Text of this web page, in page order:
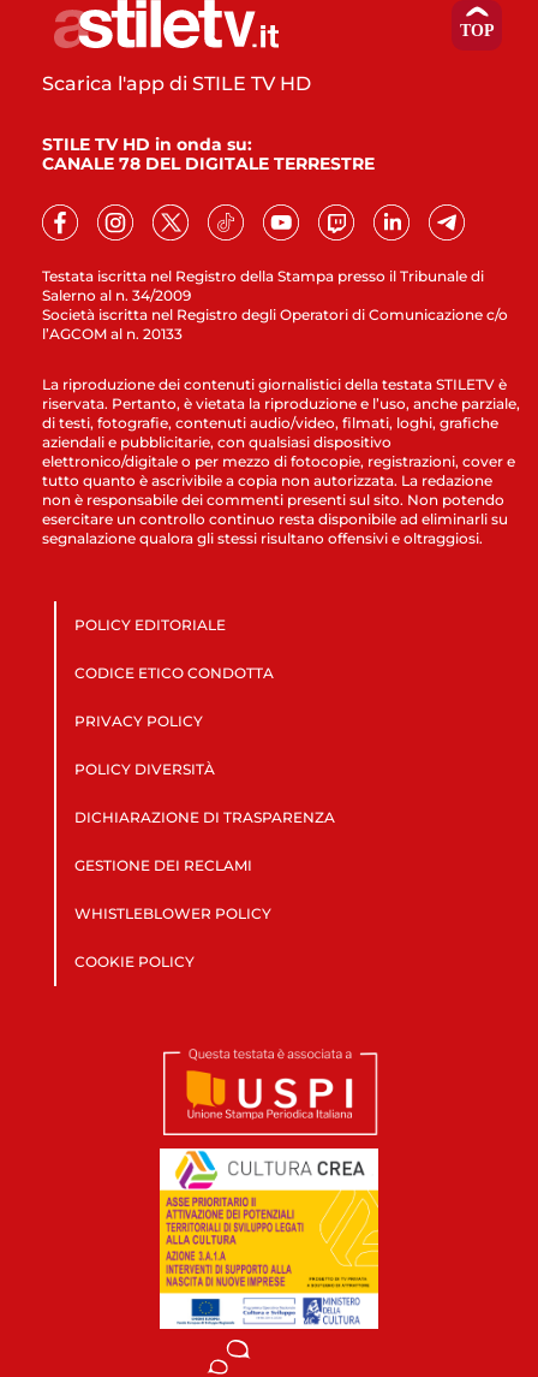
Testata iscritta nel Registro della Stampa presso il Tribunale di
Salerno al n. 34/2009
Società iscritta nel Registro degli Operatori di Comunicazione c/o
l’AGCOM al n. 20133
Scarica l'app di STILE TV HD
STILE TV HD in onda su:
CANALE 78 DEL DIGITALE TERRESTRE
La riproduzione dei contenuti giornalistici della testata STILETV è
riservata. Pertanto, è vietata la riproduzione e l’uso, anche parziale,
di testi, fotografie, contenuti audio/video, filmati, loghi, grafiche
aziendali e pubblicitarie, con qualsiasi dispositivo
elettronico/digitale o per mezzo di fotocopie, registrazioni, cover e
tutto quanto è ascrivibile a copia non autorizzata. La redazione
non è responsabile dei commenti presenti sul sito. Non potendo
esercitare un controllo continuo resta disponibile ad eliminarli su
segnalazione qualora gli stessi risultano offensivi e oltraggiosi.
POLICY EDITORIALE
CODICE ETICO CONDOTTA
PRIVACY POLICY
POLICY DIVERSITÀ
DICHIARAZIONE DI TRASPARENZA
GESTIONE DEI RECLAMI
WHISTLEBLOWER POLICY
COOKIE POLICY